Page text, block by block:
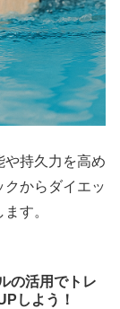
や持久力を高め
からダイエッ
す。
の活用でトレ
しよう！